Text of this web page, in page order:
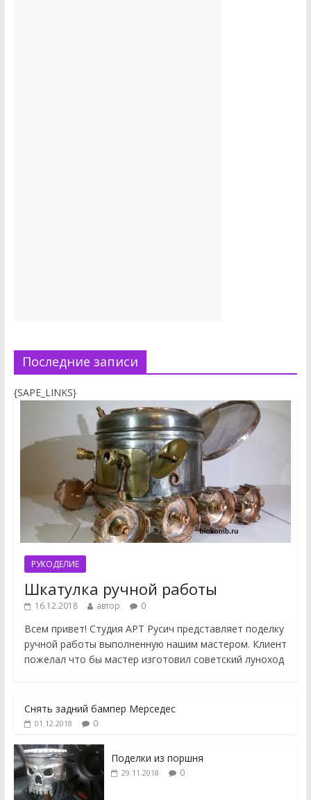
Последние записи
{SAPE_LINKS}
РУКОДЕЛИЕ
Шкатулка ручной работы
16.12.2018 автор 0
Всем привет! Студия АРТ Русич представляет поделку
ручной работы выполненную нашим мастером. Клиент
пожелал что бы мастер изготовил советский луноход
Снять задний бампер Мерседес
01.12.2018 0
Поделки из поршня
29.11.2018 0